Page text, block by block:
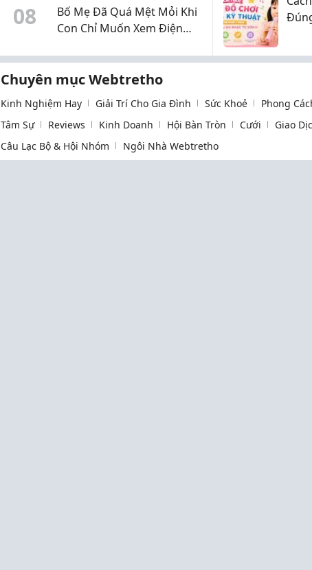
hai người"
08
Bố Mẹ Đã Quá Mệt Mỏi Khi
Con Chỉ Muốn Xem Điện
Mùa Hè Của Bé
Sớm
Chuyên mục Webtretho
Kinh Nghiệm Hay Giải Trí Cho Gia Đình Sức Khoẻ Phong
Tâm Sự
Reviews Kinh Doanh Hội Bàn Tròn Cưới
Giao
Câu Lạc Bộ & Hội Nhóm
Ngôi Nhà Webtretho